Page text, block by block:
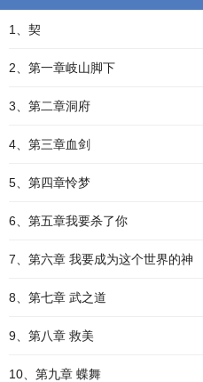
1、契
2、第一章岐山脚下
3、第二章洞府
4、第三章血剑
5、第四章怜梦
6、第五章我要杀了你
7、第六章 我要成为这个世界的神
8、第七章 武之道
9、第八章 救美
10、第九章 蝶舞